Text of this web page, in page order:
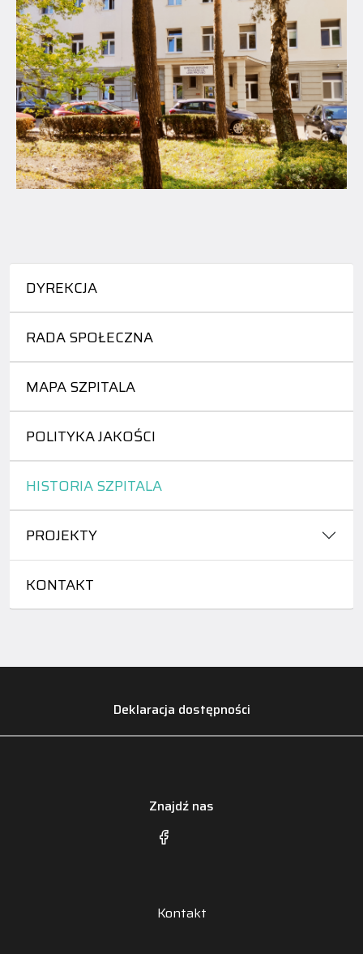
DYREKCJA
RADA SPOŁECZNA
MAPA SZPITALA
POLITYKA JAKOŚCI
HISTORIA SZPITALA
PROJEKTY
KONTAKT
Deklaracja dostępności
Znajdź nas
Kontakt